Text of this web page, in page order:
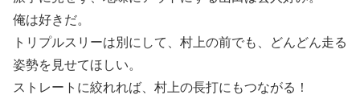
俺は好きだ。
トリプルスリーは別にして、村上の前でも、どんどん走る
姿勢を見せてほしい。
ストレートに絞れれば、村上の長打にもつながる！